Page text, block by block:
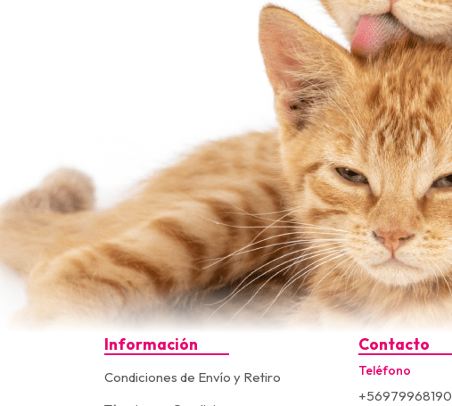
Información
Condiciones de Envío y Retiro
Contacto
Teléfono
+56979968190